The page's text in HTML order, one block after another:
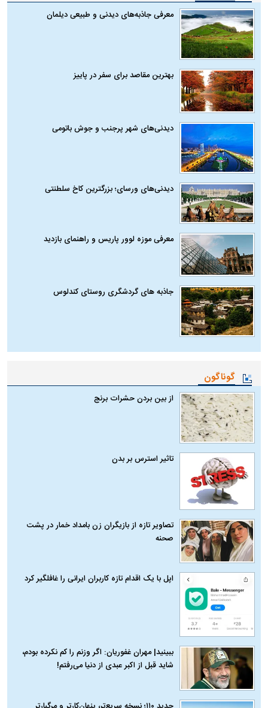
معرفی جاذبه‌های دیدنی و طبیعی دیلمان
بهترین مقاصد برای سفر در پاییز
دیدنی‌های شهر پرجنب و جوش باتومی
دیدنی‌های ورسای؛ بزرگترین کاخ سلطنتی
معرفی موزه لوور پاریس و راهنمای بازدید
جاذبه های گردشگری روستای کندلوس
گوناگون
از بین بردن حشرات برنج
تاثیر استرس بر بدن
تصاویر تازه از بازیگران زن بامداد خمار در پشت
صحنه
اپل با یک اقدام تازه کاربران ایرانی را غافلگیر کرد
ببینید| مهران غفوریان: اگر وزنم را کم نکرده بودم،
شاید قبل از اکبر عبدی از دنیا می‌رفتم!